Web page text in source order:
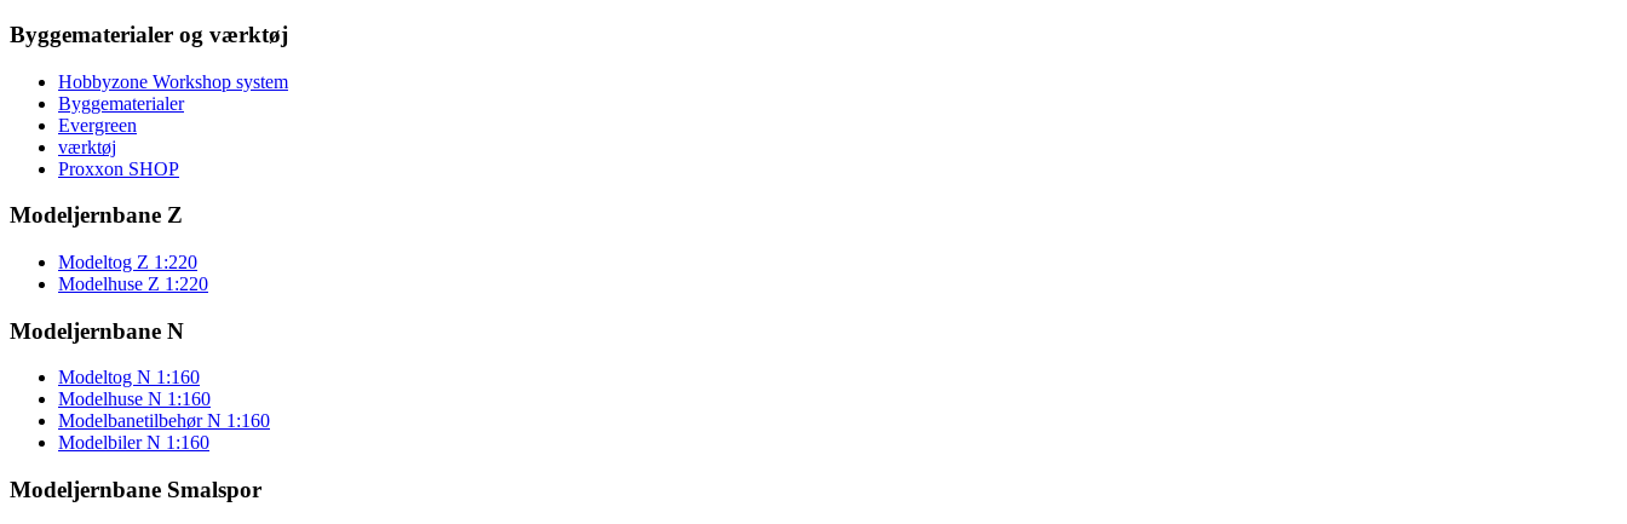
Byggematerialer og værktøj
Hobbyzone Workshop system
Byggematerialer
Evergreen
værktøj
Proxxon SHOP
Modeljernbane Z
Modeltog Z 1:220
Modelhuse Z 1:220
Modeljernbane N
Modeltog N 1:160
Modelhuse N 1:160
Modelbanetilbehør N 1:160
Modelbiler N 1:160
Modeljernbane Smalspor